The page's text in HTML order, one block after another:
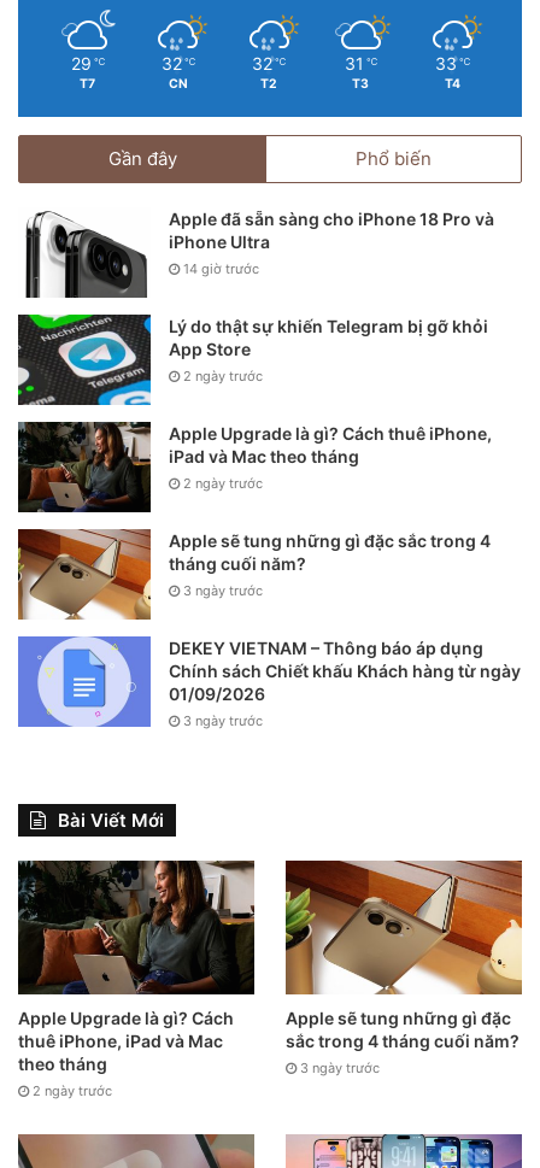
29 ℃
T7
32 ℃
CN
32 ℃
T2
31 ℃
T3
33 ℃
T4
Gần đây Phổ biến
Apple đã sẵn sàng cho iPhone 18 Pro và
iPhone Ultra
14 giờ trước
Lý do thật sự khiến Telegram bị gỡ khỏi
App Store
2 ngày trước
Apple Upgrade là gì? Cách thuê iPhone,
iPad và Mac theo tháng
2 ngày trước
Apple sẽ tung những gì đặc sắc trong 4
tháng cuối năm?
3 ngày trước
DEKEY VIETNAM – Thông báo áp dụng
Chính sách Chiết khấu Khách hàng từ ngày
01/09/2026
3 ngày trước
Bài Viết Mới
Apple Upgrade là gì? Cách
thuê iPhone, iPad và Mac
theo tháng
2 ngày trước
Apple sẽ tung những gì đặc
sắc trong 4 tháng cuối năm?
3 ngày trước